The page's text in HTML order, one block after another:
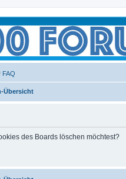
FAQ
Übersicht
des Boards löschen möchtest?